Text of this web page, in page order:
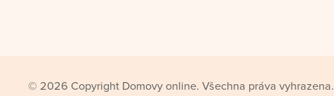
© 2026 Copyright Domovy online. Všechna práva vyhrazena.